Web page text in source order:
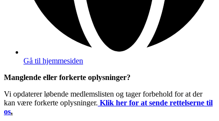
Gå til hjemmesiden
Manglende eller forkerte oplysninger?
Vi opdaterer løbende medlemslisten og tager forbehold for at der
kan være forkerte oplysninger. Klik her for at sende rettelserne til
os.